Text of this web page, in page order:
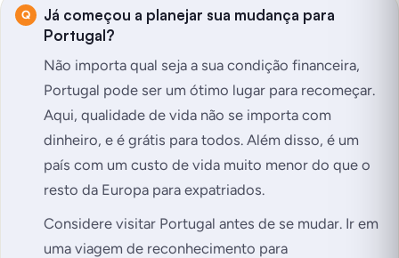
Já começou a planejar sua mudança para
Portugal?
Não importa qual seja a sua condição financeira,
Portugal pode ser um ótimo lugar para recomeçar.
Aqui, qualidade de vida não se importa com
dinheiro, e é grátis para todos. Além disso, é um
país com um custo de vida muito menor do que o
resto da Europa para expatriados.
Considere visitar Portugal antes de se mudar. Ir em
uma viagem de reconhecimento para